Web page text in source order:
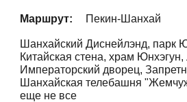
Маршрут: Пекин-Шанхай
Шанхайский Диснейлэнд, парк
Китайская стена, храм Юнхэгун,
Императорский дворец,
Шанхайская телебашня
еще не все